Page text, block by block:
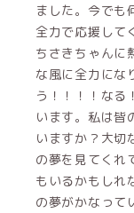
ました。今でも
全力で応援して
ちさきちゃんに
な風に全力にな
う！！！！なる
います。私は皆
いますか？大切
の夢を見てくれ
もいるかもしれ
の夢がかなって